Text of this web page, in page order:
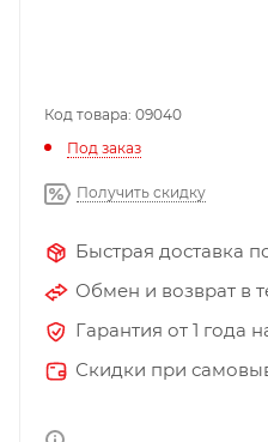
Код товара: 09040
Под заказ
Получить скидку
Быстрая доставка
Обмен и возврат в
Гарантия от 1 года
Скидки при